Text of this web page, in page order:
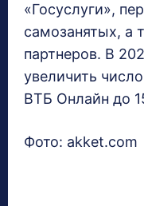
«Госуслуги»,
самозанятых, а
партнеров. В
увеличить
ВТБ Онлайн до
Фото: akket.com